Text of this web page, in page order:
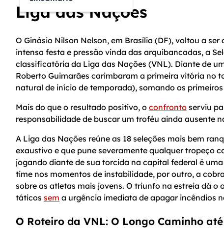
Liga das Nações
O Ginásio Nilson Nelson, em Brasília (DF), voltou a
intensa festa e pressão vinda das arquibancadas, a
classificatória da Liga das Nações (VNL). Diante de
Roberto Guimarães carimbaram a primeira vitória no
natural de início de temporada), somando os
Mais do que o resultado positivo, o confronto serviu
responsabilidade de buscar um troféu ainda ausente
A Liga das Nações reúne as 18 seleções mais bem
exaustivo e que pune severamente qualquer tropeço
jogando diante de sua torcida na capital federal é
time nos momentos de instabilidade, por outro, a
sobre as atletas mais jovens. O triunfo na estreia dá
táticos sem a urgência imediata de apagar incêndios
O Roteiro da VNL: O Longo Caminho